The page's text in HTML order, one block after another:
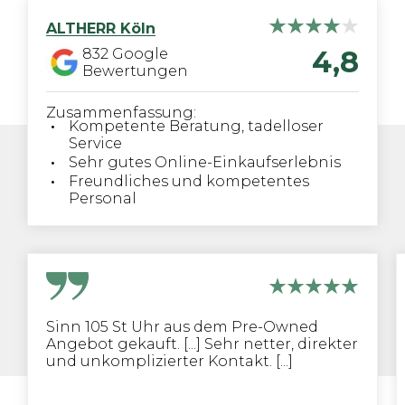
ALTHERR Köln
832 Google
Bewertungen
4,8
Zusammenfassung:
Kompetente Beratung, tadelloser
Service
Sehr gutes Online-Einkaufserlebnis
Freundliches und kompetentes
Personal
Sinn 105 St Uhr aus dem Pre-Owned
Angebot gekauft. [...] Sehr netter, direkter
und unkomplizierter Kontakt. [...]